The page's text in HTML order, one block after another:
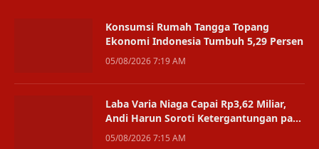
Konsumsi Rumah Tangga Topang
Ekonomi Indonesia Tumbuh 5,29 Persen
05/08/2026 7:19 AM
Laba Varia Niaga Capai Rp3,62 Miliar,
Andi Harun Soroti Ketergantungan pada
Satu Bisnis
05/08/2026 7:15 AM